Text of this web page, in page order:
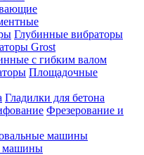
Глубинные вибраторы
Grost
с гибким валом
Площадочные
Гладилки для бетона
Фрезерование и
машины
машины